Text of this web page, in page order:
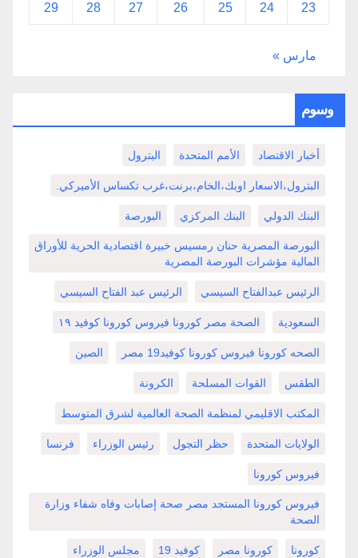
23
24
25
26
27
28
29
مارس »
وسوم
أخبار الاقتصاد الأمم المتحدة البترول
البترول،الاسعار اوبك،الخام،برنت،غرب تكساس الأميركي.
البنك الدولي البنك المركزي البورصة
البورصة المصرية حنان رمسيس خبيرة اقتصادية الحرية للأوراق
المالية مؤشرات البورصة المصرية
الرئيس عبدالفتاح السيسي الرئيس عبد الفتاح السيسي
السعودية الصحة مصر كورونا فيروس كورونا كوفيد ١٩
الصحه كورونا فيروس كورونا كوفيد19 مصر الصين
الطقس القوات المسلحة الكرونة
المكتب الاقليمي لمنظمة الصحة العالمية لشرق المتوسط
الولايات المتحدة حظر التجول رئيس الوزراء فرنسا
فيروس كورونا
فيروس كورونا المستجد مصر صحة إصابات وفاه شفاء وزارة
الصحة
كورونا كورونا مصر كوفيد 19 مجلس الوزراء